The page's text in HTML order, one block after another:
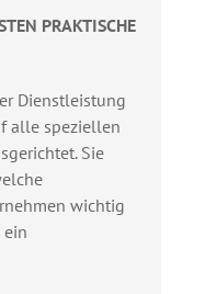
PRAKTISCHE
Dienstleistung
alle speziellen
Sie
wichtig